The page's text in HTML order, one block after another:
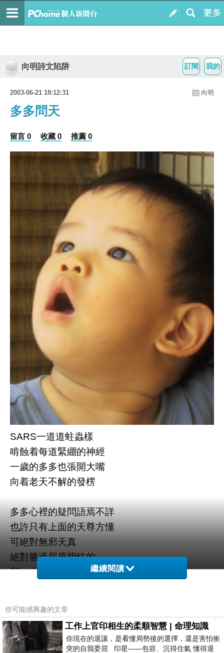
我的
訂閱
向明詩文陷阱
2003-06-21 18:12:31 向明
多多問天
留言 0 收藏 0 推薦 0
SARS一道道蛀蟲樣
啃蝕着每道緊綳的神經
一歲的多多也張開大嘴
向着老天不解的發楞
多多心裡的疑問語焉不詳
也許只有上面的天尊方懂
可絕對無邪天真
絕對勝過屈原胆怯的
那一大堆無解的天問
那一道道奈米級的
白色封口敕令
「天問者，屈原之作也，何不言問天，天尊不可
繼續閱讀
你可能感興趣的文章
工作上官印相生的柔順智慧 | 命理知識
你現在的退讓，是看懂局勢後的選擇，還是害怕衝
突的自我委屈 印星——包容、沉得住氣 懂得退